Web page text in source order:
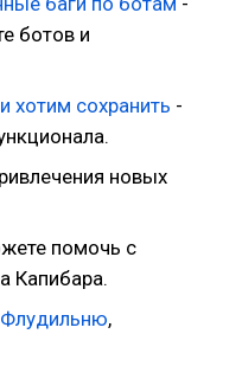
ботов и
хотим сохранить -
новых
помочь с
Капибара.
Флудильню,